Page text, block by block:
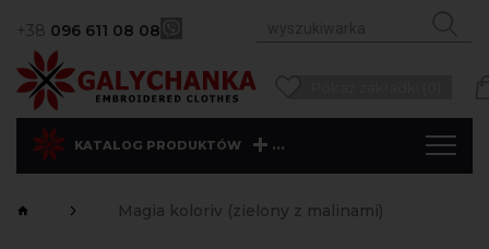
+38 096 611 08 08
KATALOG PRODUKTÓW ...
Magia koloriv (zielony z malinami)